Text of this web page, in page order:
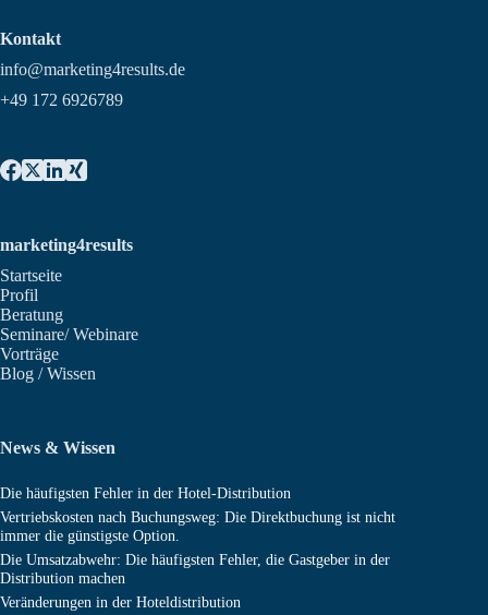
Kontakt
info@marketing4results.de
+49 172 6926789
marketing4results
Startseite
Profil
Beratung
Seminare/ Webinare
Vorträge
Blog / Wissen
News & Wissen
Die häufigsten Fehler in der Hotel-Distribution
Vertriebskosten nach Buchungsweg: Die Direktbuchung ist nicht
immer die günstigste Option.
Die Umsatzabwehr: Die häufigsten Fehler, die Gastgeber in der
Distribution machen
Veränderungen in der Hoteldistribution